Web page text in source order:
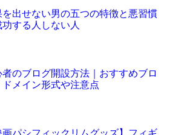
を出せない男の五つの特徴と悪習慣
功する人しない人
者のブログ開設方法｜おすすめブロ
ドメイン形式や注意点